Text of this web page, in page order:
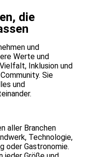
die
und
Werte und
Inklusion und
Sie
und
aller Branchen
Technologie,
oder Gastronomie.